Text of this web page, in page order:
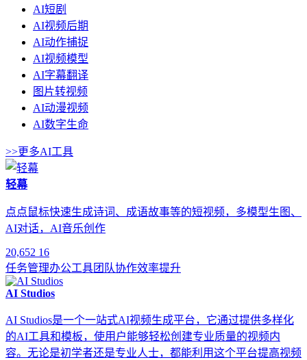
AI短剧
AI视频后期
AI动作捕捉
AI视频模型
AI字幕翻译
图片转视频
AI动漫视频
AI数字生命
>>更多AI工具
轻幕
点点鼠标快速生成诗词、成语故事等的短视频，多模型生图、
AI对话，AI音乐创作
20,652 16
任务管理办公工具团队协作效率提升
AI Studios
AI Studios是一个一站式AI视频生成平台，它通过提供多样化
的AI工具和模板，使用户能够轻松创建专业质量的视频内
容。无论是初学者还是专业人士，都能利用这个平台提高视频